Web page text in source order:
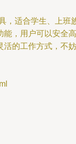
，适合学生、上班
能，用户可以安全高
活的工作方式，不妨